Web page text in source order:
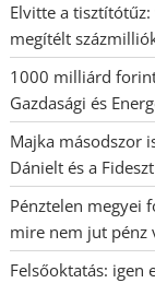
Elvitte a
megítélt
1000 milliárd
Gazdasági és
Majka másodszor
Dánielt és a Fideszt
Pénztelen megyei
mire nem jut pénz
Felsőoktatás: igen